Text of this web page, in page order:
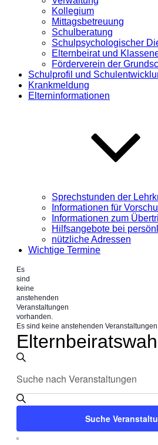
Kollegium
Mittagsbetreuung
Schulberatung
Schulpsychologischer
Elternbeirat und
Förderverein der
Schulprofil und
Krankmeldung
Elterninformationen
Sprechstunden der
Informationen für
Informationen zum
Hilfsangebote bei
nützliche Adressen
Wichtige Termine
Es
sind
keine
anstehenden
Veranstaltungen
vorhanden.
Es sind keine anstehenden
Veranstaltungen
Suche
und
Ansichten,
Navigation
Schlüsselwort
Suche
Schlüsselwort.
Suche
Veranstaltung